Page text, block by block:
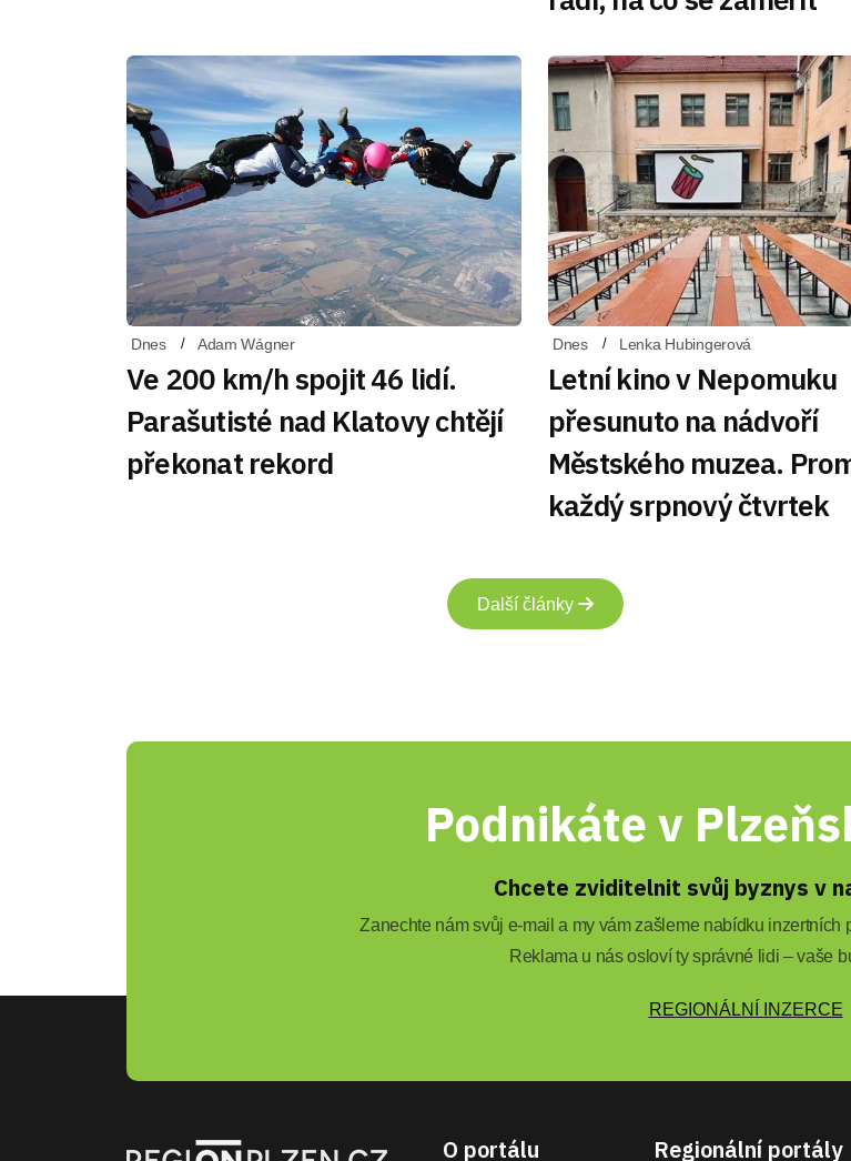
Dnes Adam Wágner
Ve 200 km/h spojit 46 lidí.
Parašutisté nad Klatovy chtějí
překonat rekord
Dnes Lenka Hubingerová
Letní kino v Nepomuku
přesunuto na nádvoří
Městského muzea.
každý srpnový čtvrtek
Další články
Podnikáte v
Chcete zviditelnit svůj byznys v
Zanechte nám svůj e-mail a my vám zašleme nabídku inzertních
Reklama u nás osloví ty správné lidi – vaše
REGIONÁLNÍ INZERCE
O portálu Regionální portály